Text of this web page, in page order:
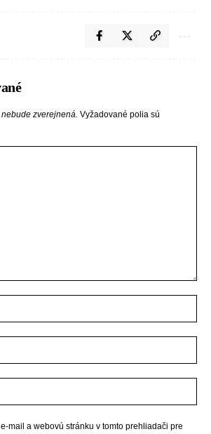
zverejnená. Vyžadované polia sú
mail a webovú stránku v tomto prehliadači pre